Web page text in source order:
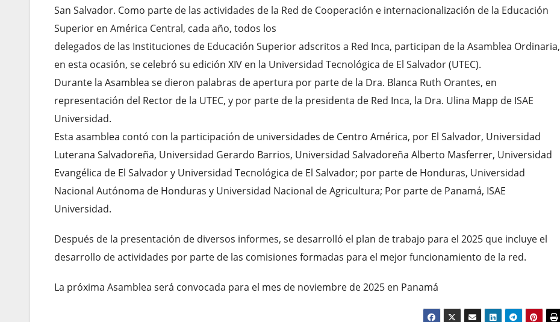
San Salvador. Como parte de las actividades de la Red de Cooperación e internacionalización de la Educación
Superior en América Central, cada año, todos los
delegados de las Instituciones de Educación Superior adscritos a Red Inca, participan de la Asamblea Ordinaria,
en esta ocasión, se celebró su edición XIV en la Universidad Tecnológica de El Salvador (UTEC).
Durante la Asamblea se dieron palabras de apertura por parte de la Dra. Blanca Ruth Orantes, en
representación del Rector de la UTEC, y por parte de la presidenta de Red Inca, la Dra. Ulina Mapp de ISAE
Universidad.
Esta asamblea contó con la participación de universidades de Centro América, por El Salvador, Universidad
Luterana Salvadoreña, Universidad Gerardo Barrios, Universidad Salvadoreña Alberto Masferrer, Universidad
Evangélica de El Salvador y Universidad Tecnológica de El Salvador; por parte de Honduras, Universidad
Nacional Autónoma de Honduras y Universidad Nacional de Agricultura; Por parte de Panamá, ISAE
Universidad.
Después de la presentación de diversos informes, se desarrolló el plan de trabajo para el 2025 que incluye el
desarrollo de actividades por parte de las comisiones formadas para el mejor funcionamiento de la red.
La próxima Asamblea será convocada para el mes de noviembre de 2025 en Panamá